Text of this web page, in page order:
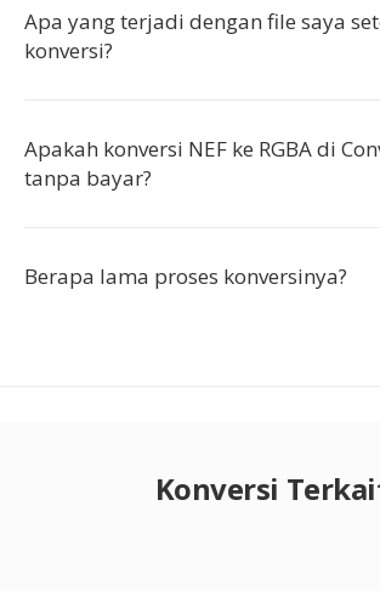
Apa yang terjadi dengan file saya
konversi?
Apakah konversi NEF ke RGBA di
tanpa bayar?
Berapa lama proses konversinya?
Konversi